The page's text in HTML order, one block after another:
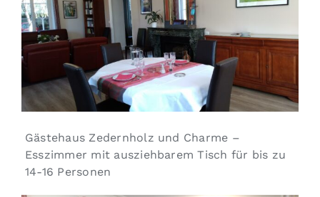
Gästehaus Zedernholz und Charme –
Esszimmer mit ausziehbarem Tisch für bis zu
14-16 Personen